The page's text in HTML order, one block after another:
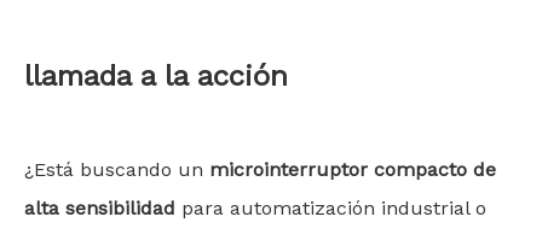
llamada a la acción
¿Está buscando un microinterruptor compacto de
alta sensibilidad para automatización industrial o